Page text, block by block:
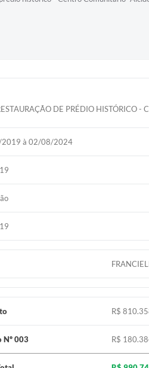
DE PRÉDIO HISTÓRICO -
à 02/08/2024
R$
003 R$